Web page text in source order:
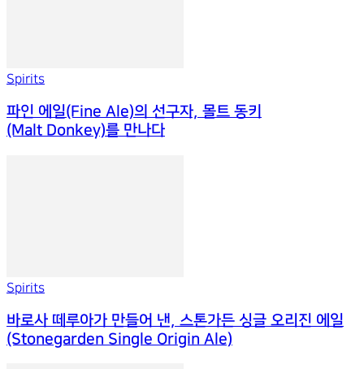
Spirits
파인 에일(Fine Ale)의 선구자, 몰트 동키
(Malt Donkey)를 만나다
Spirits
바로사 떼루아가 만들어 낸, 스톤가든 싱글 오리진 에일
(Stonegarden Single Origin Ale)